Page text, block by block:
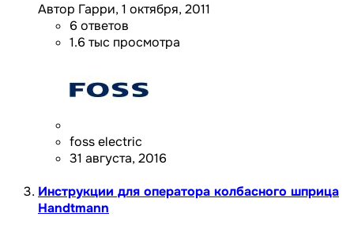
Автор Гарри, 1 октября, 2011
6 ответов
1.6 тыс просмотра
foss electric
31 августа, 2016
Инструкции для оператора колбасного шприца
Handtmann